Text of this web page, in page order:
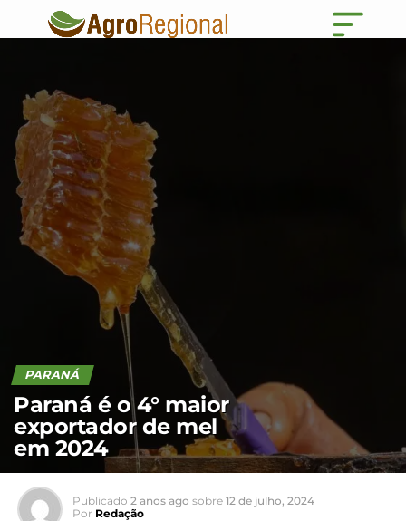
PARANÁ
Paraná é o 4° maior
exportador de mel
em 2024
Publicado 2 anos ago sobre 12 de julho, 2024
Por Redação